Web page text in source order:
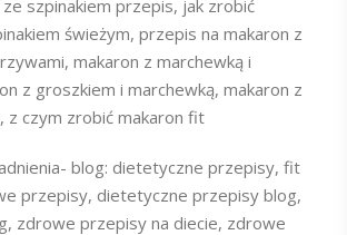
szpinakiem przepis, jak zrobić
świeżym, przepis na makaron z
makaron z marchewką i
z groszkiem i marchewką, makaron z
z czym zrobić makaron fit
blog: dietetyczne przepisy, fit
przepisy, dietetyczne przepisy blog,
zdrowe przepisy na diecie, zdrowe